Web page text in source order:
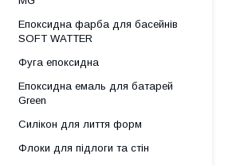
Епоксидна фарба для басейнів
SOFT WATTER
Фуга епоксидна
Епоксидна емаль для батарей
Green
Силікон для лиття форм
Флоки для підлоги та стін